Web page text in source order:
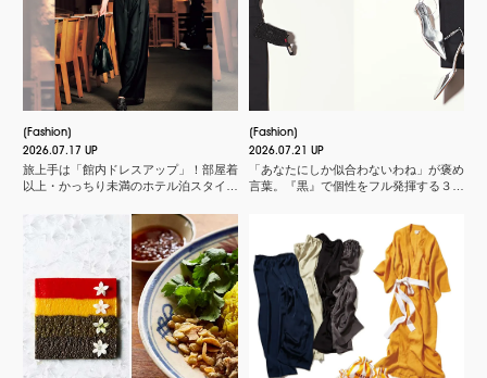
Fashion
2026.07.17 UP
旅上手は「館内ドレスアップ」！部屋着
以上・かっちり未満のホテル泊スタイル
Fashion
2026.07.21 UP
「あなたにしか似合わないわね」が褒め
言葉。『黒』で個性をフル発揮する３つ